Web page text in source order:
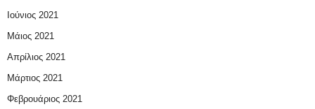
Ιούνιος 2021
Μάιος 2021
Απρίλιος 2021
Μάρτιος 2021
Φεβρουάριος 2021